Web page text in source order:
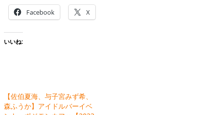
Facebook X
いいね:
【佐伯夏海、与子宮みず希、
森ふうか】アイドルバーイベ